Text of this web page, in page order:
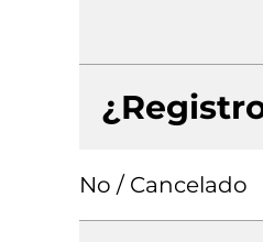
No / Cancelado